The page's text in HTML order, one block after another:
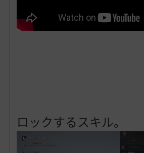
ロックするスキル。